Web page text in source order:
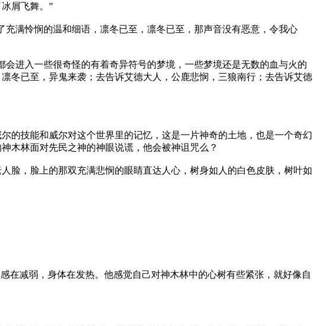
屑飞舞。”
满怜悯的温和细语，凛冬已至，凛冬已至，那声音没有恶意，令我心
进入一些很奇怪的有着奇异符号的梦境，一些梦境还是无数的血与火的
冬已至，异鬼来袭；去告诉艾德大人，公鹿悲悯，三狼南行；去告诉艾德
的技能和威尔对这个世界里的记忆，这是一片神奇的土地，也是一个奇幻
木林面对先民之神的神眼说谎，他会被神诅咒么？
脸，脸上的那双充满悲悯的眼睛直达人心，树身如人的白色皮肤，树叶如
减弱，身体在发热。他感觉自己对神木林中的心树有些紧张，就好像自